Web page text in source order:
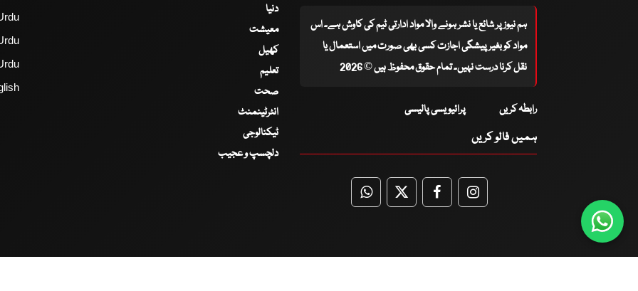
ہم نیوز پر شائع یا نشر ہونے والا مواد ادارتی ٹیم کی کاوش ہے۔ اس
مواد کو بغیر پیشگی اجازت کسی بھی صورت میں استعمال یا
نقل کرنا درست نہیں۔ تمام حقوق محفوظ ہیں © 2026
رابطہ کریں پرائیویسی پالیسی
ہمیں فالو کریں
WhatsApp
TwitterFacebookFacebook
دنیا
معیشت
کھیل
تعلیم
صحت
انٹرٹینمنٹ
ٹیکنالوجی
دلچسپ و عجیب